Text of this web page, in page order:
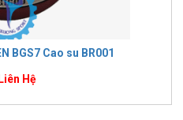
BGS7 Cao su BR001
Liên Hệ